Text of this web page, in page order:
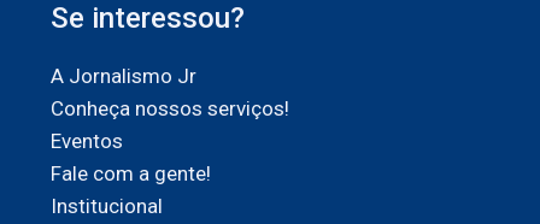
Se interessou?
A Jornalismo Jr
Conheça nossos serviços!
Eventos
Fale com a gente!
Institucional